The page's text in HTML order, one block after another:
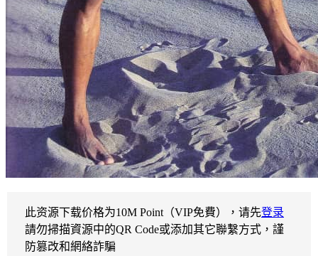
此资源下载价格为10M Point（VIP免費），请先登录
請勿掃描資源中的QR Code或添加其它聯繫方式，謹
防篡改和網絡詐騙